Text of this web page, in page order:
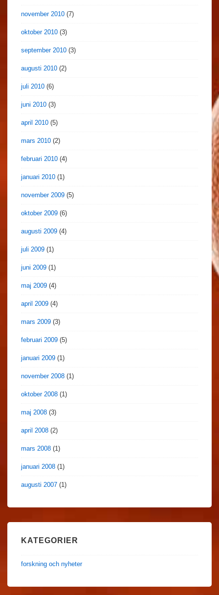
november 2010 (7)
oktober 2010 (3)
september 2010 (3)
augusti 2010 (2)
juli 2010 (6)
juni 2010 (3)
april 2010 (5)
mars 2010 (2)
februari 2010 (4)
januari 2010 (1)
november 2009 (5)
oktober 2009 (6)
augusti 2009 (4)
juli 2009 (1)
juni 2009 (1)
maj 2009 (4)
april 2009 (4)
mars 2009 (3)
februari 2009 (5)
januari 2009 (1)
november 2008 (1)
oktober 2008 (1)
maj 2008 (3)
april 2008 (2)
mars 2008 (1)
januari 2008 (1)
augusti 2007 (1)
KATEGORIER
forskning och nyheter